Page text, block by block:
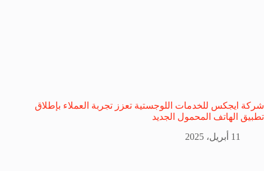
شركة ايجكس للخدمات اللوجستية تعزز تجربة العملاء بإطلاق
تطبيق الهاتف المحمول الجديد
11 أبريل، 2025